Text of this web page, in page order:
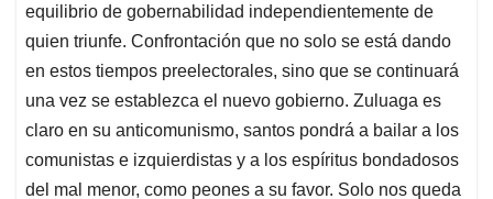
equilibrio de gobernabilidad independientemente de
quien triunfe. Confrontación que no solo se está dando
en estos tiempos preelectorales, sino que se continuará
una vez se establezca el nuevo gobierno. Zuluaga es
claro en su anticomunismo, santos pondrá a bailar a los
comunistas e izquierdistas y a los espíritus bondadosos
del mal menor, como peones a su favor. Solo nos queda